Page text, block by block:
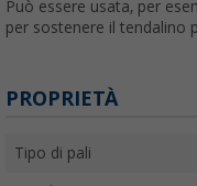
Può essere usata, per
per sostenere il tendalino
PROPRIETÀ
Tipo di pali